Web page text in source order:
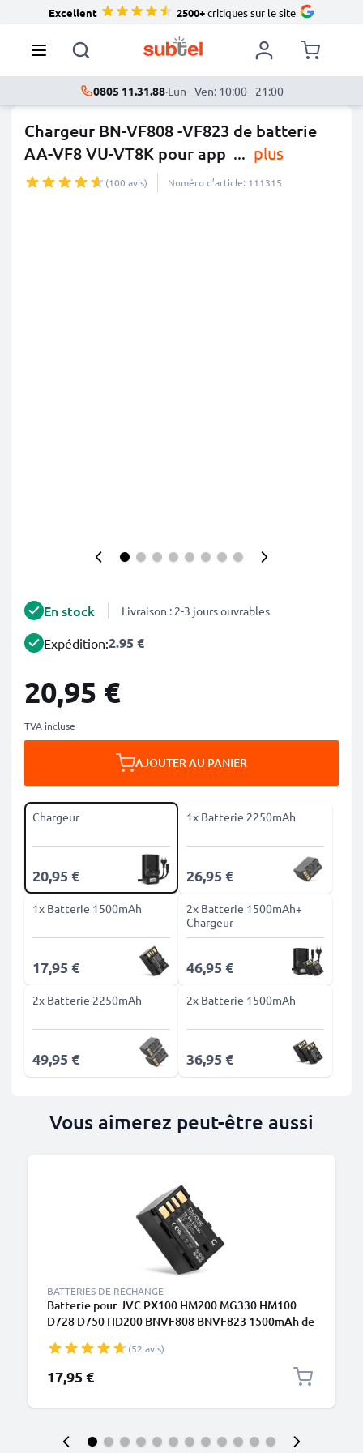
Excellent 2500+critiques sur le site
0805 11.31.88·Lun - Ven: 10:00 - 21:00
Chargeur BN-VF808 -VF823 de batterie
AA-VF8 VU-VT8K pour app ... plus
(100 avis) Numéro d’article: 111315
En stock Livraison : 2-3 jours ouvrables
Expédition:2.95 €
20,95 €
TVA incluse
AJOUTER AU PANIER
Chargeur
20,95 €
1x Batterie 2250mAh
26,95 €
1x Batterie 1500mAh
17,95 €
2x Batterie 1500mAh+
Chargeur
46,95 €
2x Batterie 2250mAh
49,95 €
2x Batterie 1500mAh
36,95 €
Vous aimerez peut-être aussi
BATTERIES DE RECHANGE
Batterie pour JVC PX100 HM200 MG330 HM100
D728 D750 HD200 BNVF808 BNVF823 1500mAh de
(52 avis)
17,95 €